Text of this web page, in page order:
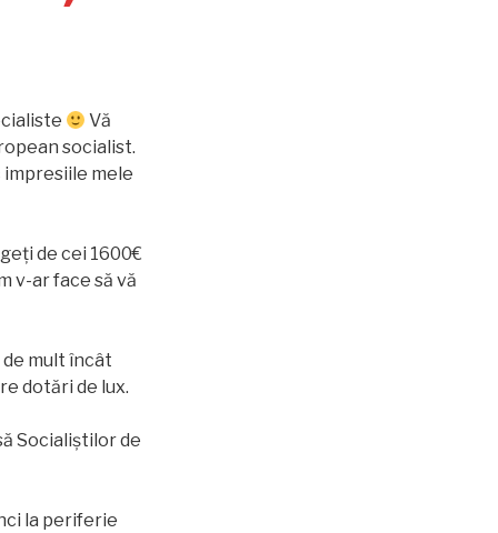
Vă
socialist.
impresiile mele
de cei 1600€
v-ar face să vă
mult încât
dotări de lux.
Socialiștilor de
la periferie